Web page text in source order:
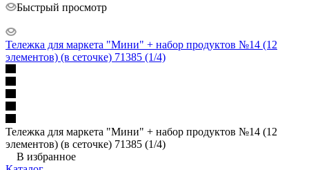
Быстрый просмотр
Тележка для маркета "Мини" + набор продуктов №14 (12
элементов) (в сеточке) 71385 (1/4)
Тележка для маркета "Мини" + набор продуктов №14 (12
элементов) (в сеточке) 71385 (1/4)
В избранное